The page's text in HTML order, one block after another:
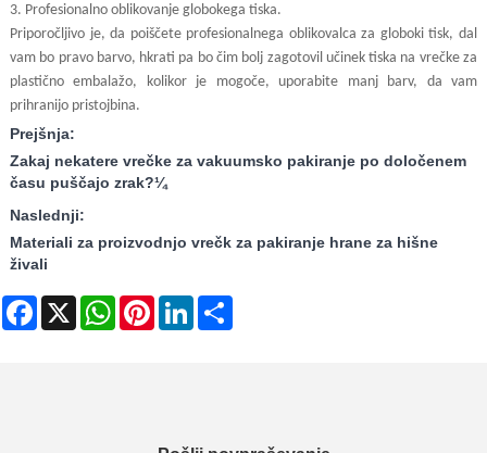
3. Profesionalno oblikovanje globokega tiska.
Priporočljivo je, da poiščete profesionalnega oblikovalca za globoki tisk, dal
vam bo pravo barvo, hkrati pa bo čim bolj zagotovil učinek tiska na vrečke za
plastično embalažo, kolikor je mogoče, uporabite manj barv, da vam
prihranijo pristojbina.
Prejšnja:
Zakaj nekatere vrečke za vakuumsko pakiranje po določenem
času puščajo zrak?¼
Naslednji:
Materiali za proizvodnjo vrečk za pakiranje hrane za hišne
živali
Facebook
X WhatsAppPinterestLinkedIn